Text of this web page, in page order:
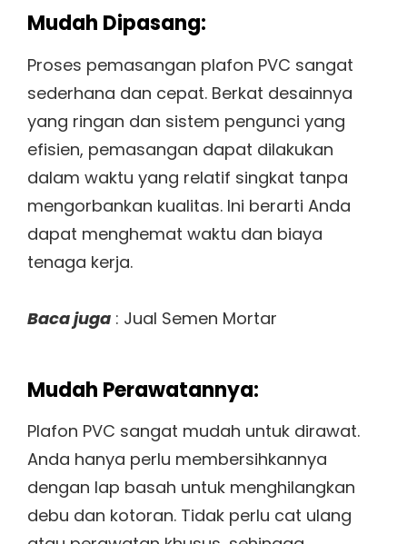
Mudah Dipasang:
Proses pemasangan plafon PVC sangat
sederhana dan cepat. Berkat desainnya
yang ringan dan sistem pengunci yang
efisien, pemasangan dapat dilakukan
dalam waktu yang relatif singkat tanpa
mengorbankan kualitas. Ini berarti Anda
dapat menghemat waktu dan biaya
tenaga kerja.
Baca juga : Jual Semen Mortar
Mudah Perawatannya:
Plafon PVC sangat mudah untuk dirawat.
Anda hanya perlu membersihkannya
dengan lap basah untuk menghilangkan
debu dan kotoran. Tidak perlu cat ulang